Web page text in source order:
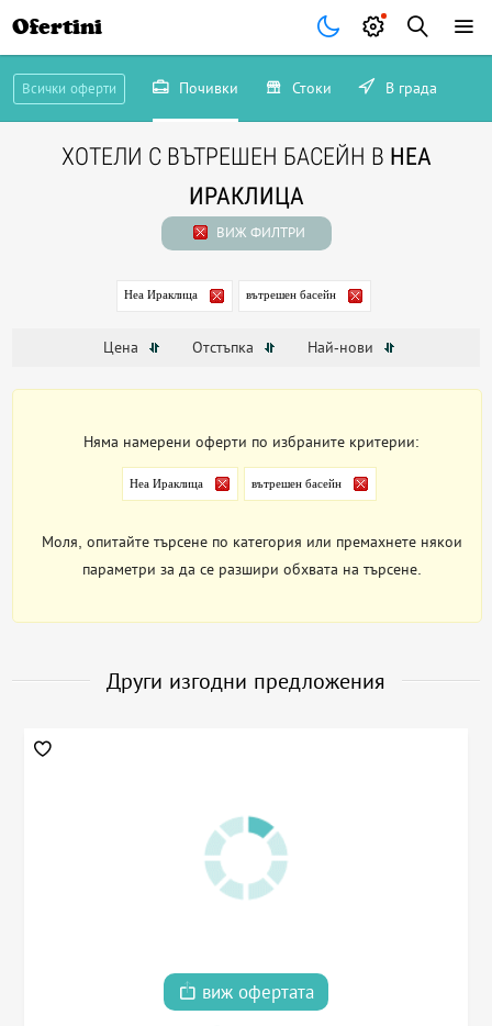
Ofertini
Всички оферти Почивки Стоки В града
ХОТЕЛИ С ВЪТРЕШЕН БАСЕЙН В НЕА
ИРАКЛИЦА
ВИЖ ФИЛТРИ
Неа Ираклица вътрешен басейн
Цена Отстъпка Най-нови
Няма намерени оферти по избраните критерии:
Неа Ираклица вътрешен басейн
Моля, опитайте търсене по категория или премахнете някои
параметри за да се разшири обхвата на търсене.
Други изгодни предложения
виж офертата